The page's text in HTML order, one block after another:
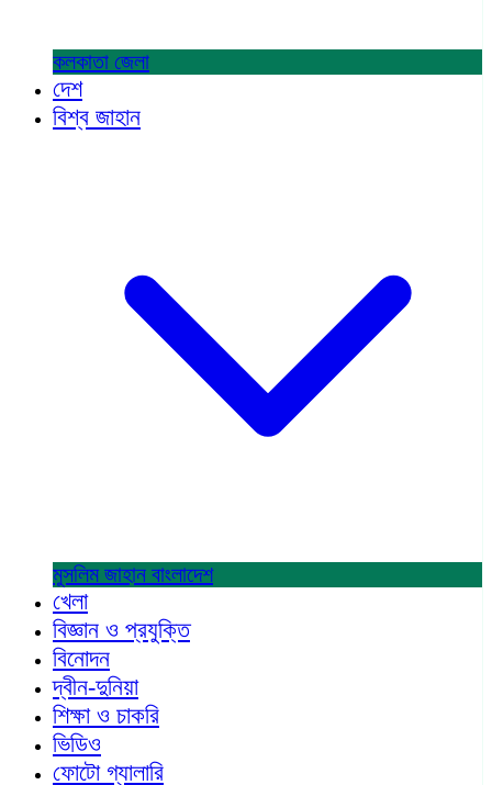
কলকাতা জেলা
দেশ
বিশ্ব জাহান
মুসলিম জাহান বাংলাদেশ
খেলা
বিজ্ঞান ও প্রযুক্তি
বিনোদন
দ্বীন-দুনিয়া
শিক্ষা ও চাকরি
ভিডিও
ফোটো গ্যালারি